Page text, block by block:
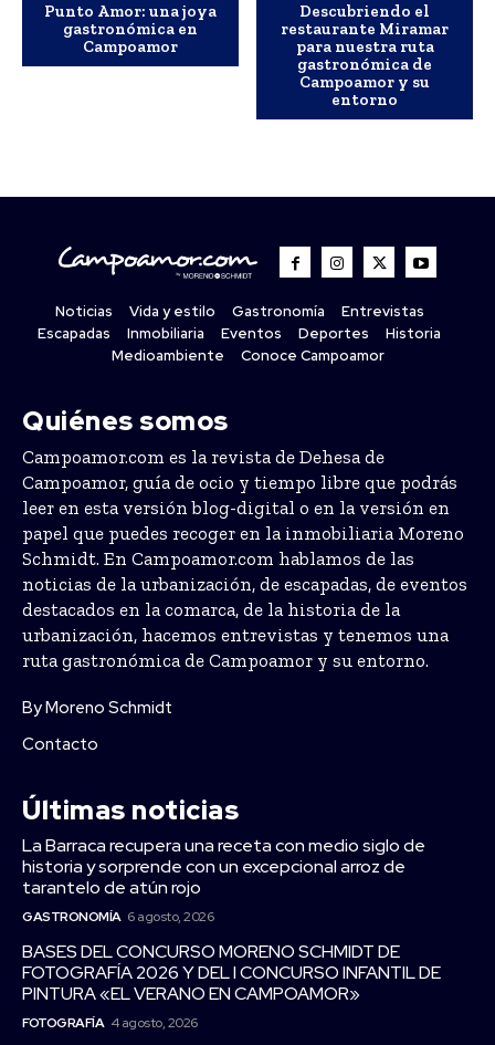
Punto Amor: una joya
gastronómica en
Campoamor
Descubriendo el
restaurante Miramar
para nuestra ruta
gastronómica de
Campoamor y su
entorno
Noticias Vida y estilo Gastronomía
Entrevistas
Escapadas
Inmobiliaria Eventos Deportes
Historia
Medioambiente
Conoce Campoamor
Quiénes somos
Campoamor.com es la revista de Dehesa de
Campoamor, guía de ocio y tiempo libre que podrás
leer en esta versión blog-digital o en la versión en
papel que puedes recoger en la inmobiliaria Moreno
Schmidt. En Campoamor.com hablamos de las
noticias de la urbanización, de escapadas, de eventos
destacados en la comarca, de la historia de la
urbanización, hacemos entrevistas y tenemos una
ruta gastronómica de Campoamor y su entorno.
By Moreno Schmidt
Contacto
Últimas noticias
La Barraca recupera una receta con medio siglo de
historia y sorprende con un excepcional arroz de
tarantelo de atún rojo
GASTRONOMÍA 6 agosto, 2026
BASES DEL CONCURSO MORENO SCHMIDT DE
FOTOGRAFÍA 2026 Y DEL I CONCURSO INFANTIL DE
PINTURA «EL VERANO EN CAMPOAMOR»
FOTOGRAFÍA 4 agosto, 2026